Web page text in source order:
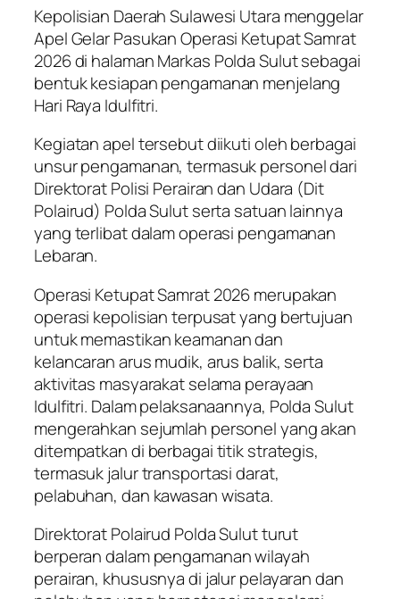
Kepolisian Daerah Sulawesi Utara menggelar
Apel Gelar Pasukan Operasi Ketupat Samrat
2026 di halaman Markas Polda Sulut sebagai
bentuk kesiapan pengamanan menjelang
Hari Raya Idulfitri.
Kegiatan apel tersebut diikuti oleh berbagai
unsur pengamanan, termasuk personel dari
Direktorat Polisi Perairan dan Udara (Dit
Polairud) Polda Sulut serta satuan lainnya
yang terlibat dalam operasi pengamanan
Lebaran.
Operasi Ketupat Samrat 2026 merupakan
operasi kepolisian terpusat yang bertujuan
untuk memastikan keamanan dan
kelancaran arus mudik, arus balik, serta
aktivitas masyarakat selama perayaan
Idulfitri. Dalam pelaksanaannya, Polda Sulut
mengerahkan sejumlah personel yang akan
ditempatkan di berbagai titik strategis,
termasuk jalur transportasi darat,
pelabuhan, dan kawasan wisata.
Direktorat Polairud Polda Sulut turut
berperan dalam pengamanan wilayah
perairan, khususnya di jalur pelayaran dan